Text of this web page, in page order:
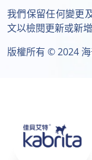
我們保留任何變更
文以檢閱更新或新
版權所有 © 2024